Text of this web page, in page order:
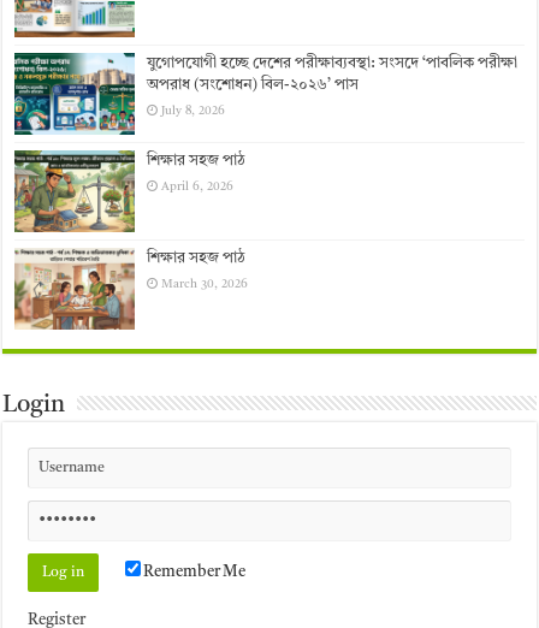
যুগোপযোগী হচ্ছে দেশের পরীক্ষাব্যবস্থা: সংসদে ‘পাবলিক পরীক্ষা
অপরাধ (সংশোধন) বিল-২০২৬’ পাস
July 8, 2026
শিক্ষার সহজ পাঠ
April 6, 2026
শিক্ষার সহজ পাঠ
March 30, 2026
Login
Remember Me
Register